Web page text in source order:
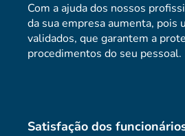
Com a ajuda dos nossos
da sua empresa aumenta, pois
validados, que garantem a
procedimentos do seu pessoal.
Satisfação dos